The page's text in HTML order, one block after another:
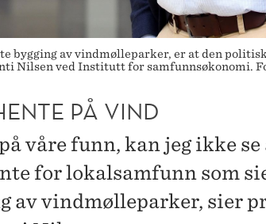
bygging av vindmølleparker, er at den
Nilsen ved Institutt for samfunnsøkonomi.
PÅ VIND
våre funn, kan jeg ikke se
for lokalsamfunn som
av vindmølleparker, sier